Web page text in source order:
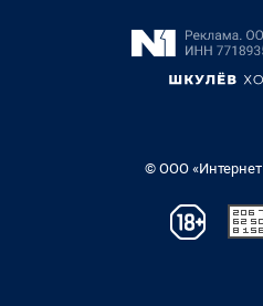
© ООО «Интернет